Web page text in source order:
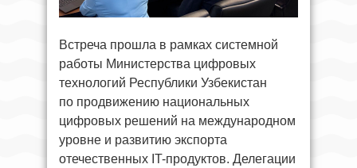
Встреча прошла в рамках системной
работы Министерства цифровых
технологий Республики Узбекистан
по продвижению национальных
цифровых решений на международном
уровне и развитию экспорта
отечественных IT-продуктов. Делегации